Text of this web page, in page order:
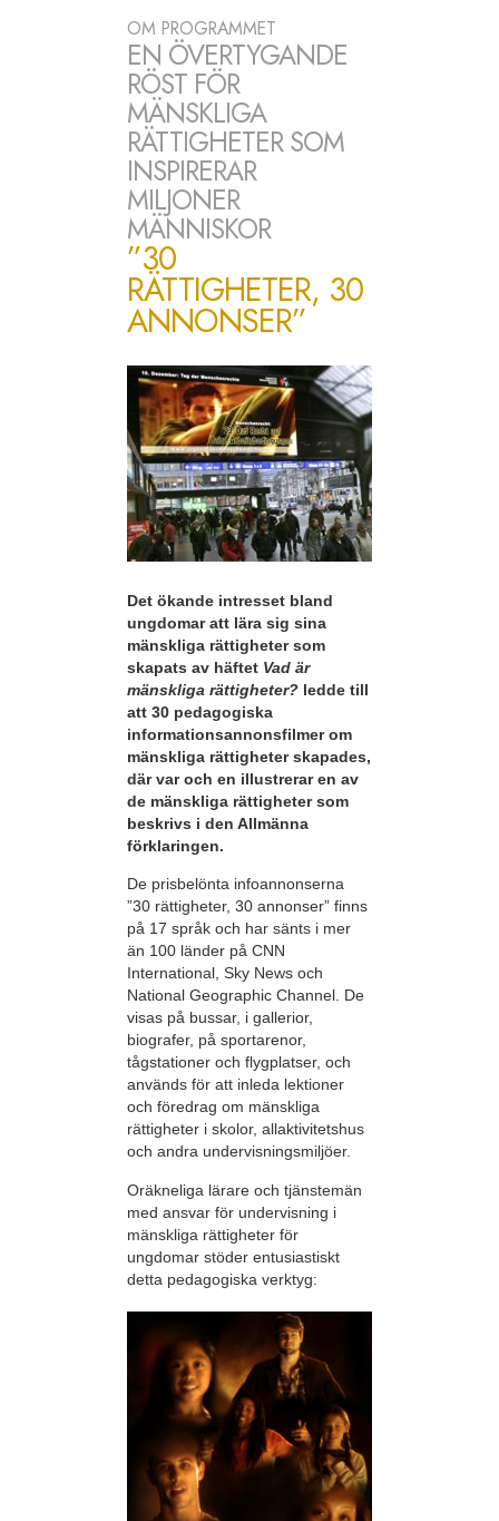
OM PROGRAMMET
EN ÖVERTYGANDE
RÖST FÖR
MÄNSKLIGA
RÄTTIGHETER SOM
INSPIRERAR
MILJONER
MÄNNISKOR
”30
RÄTTIGHETER, 30
ANNONSER”
Det ökande intresset bland
ungdomar att lära sig sina
mänskliga rättigheter som
skapats av häftet Vad är
mänskliga rättigheter? ledde till
att 30 pedagogiska
informationsannonsfilmer om
mänskliga rättigheter skapades,
där var och en illustrerar en av
de mänskliga rättigheter som
beskrivs i den Allmänna
förklaringen.
De prisbelönta infoannonserna
”30 rättigheter, 30 annonser” finns
på 17 språk och har sänts i mer
än 100 länder på CNN
International, Sky News och
National Geographic Channel. De
visas på bussar, i gallerior,
biografer, på sportarenor,
tågstationer och flygplatser, och
används för att inleda lektioner
och föredrag om mänskliga
rättigheter i skolor, allaktivitetshus
och andra undervisningsmiljöer.
Oräkneliga lärare och tjänstemän
med ansvar för undervisning i
mänskliga rättigheter för
ungdomar stöder entusiastiskt
detta pedagogiska verktyg: